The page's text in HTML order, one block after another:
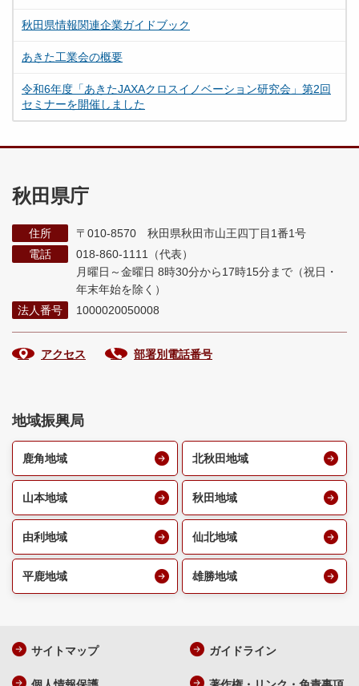
秋田県情報関連企業ガイドブック
あきた工業会の概要
令和6年度「あきたJAXAクロスイノベーション研究会」第2回
セミナーを開催しました
秋田県庁
住所
〒010-8570 秋田県秋田市山王四丁目1番1号
電話
018-860-1111（代表）
月曜日～金曜日 8時30分から17時15分まで （祝日・
年末年始を除く）
法人番号
1000020050008
アクセス 部署別電話番号
地域振興局
鹿角地域 北秋田地域
山本地域 秋田地域
由利地域 仙北地域
平鹿地域 雄勝地域
サイトマップ ガイドライン